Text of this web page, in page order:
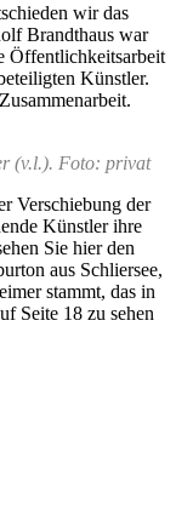
wir das
Brandthaus war
Öffentlichkeitsarbeit
Künstler.
(v.l.). Foto: privat
Verschiebung der
Künstler ihre
Sie hier den
aus Schliersee,
stammt, das in
Seite 18 zu sehen